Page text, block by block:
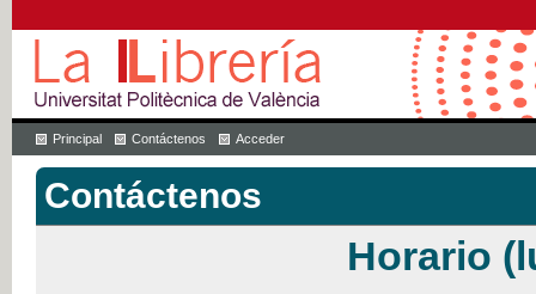
Principal Contáctenos Acceder
Contáctenos
Horario